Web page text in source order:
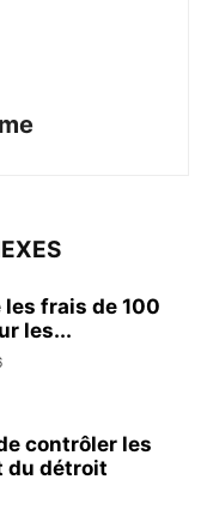
les frais de 100
les...
contrôler les
du détroit